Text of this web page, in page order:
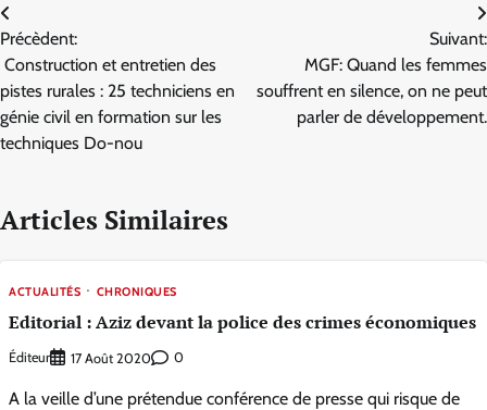
Navigation
de
l’article
Précèdent:
Construction et entretien des
pistes rurales : 25 techniciens en
génie civil en formation sur les
techniques Do-nou
Suivant:
MGF: Quand les femmes
souffrent en silence, on ne peut
parler de développement.
Articles Similaires
ACTUALITÉS CHRONIQUES
Editorial : Aziz devant la police des crimes économiques
Éditeur 17 Août 2020 0
A la veille d’une prétendue conférence de presse qui risque de